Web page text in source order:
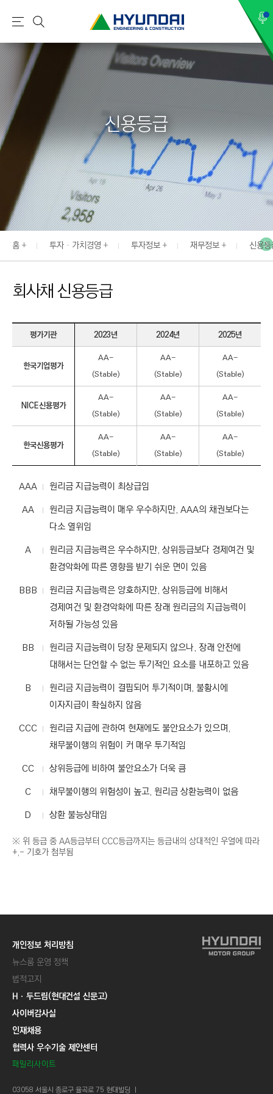
현
건
설
(
H
Y
U
N
D
A
I
:
E
N
I
N
E
R
N
&
O
N
S
R
U
C
T
O
N
)
메
뉴
검
색
신용등급
홈 투자 · 가치경영 투자정보 재무정보 신용
회사채 신용등급
0
부
0
평가기관 2023년 2024년 2025년
한국기업평가
AA-
(Stable)
AA-
(Stable)
AA-
(Stable)
NICE신용평가
AA-
(Stable)
AA-
(Stable)
AA-
(Stable)
한국신용평가
AA-
(Stable)
AA-
(Stable)
AA-
(Stable)
AAA
원리금 지급능력이 최상급임
AA
원리금 지급능력이 매우 우수하지만, AAA의 채권보다는
다소 열위임
A
원리금 지급능력은 우수하지만, 상위등급보다 경제여건 및
환경악화에 따른 영향을 받기 쉬운 면이 있음
BBB
원리금 지급능력은 양호하지만, 상위등급에 비해서
경제여건 및 환경악화에 따른 장래 원리금의 지급능력이
저하될 가능성 있음
BB
원리금 지급능력이 당장 문제되지 않으나, 장래 안전에
대해서는 단언할 수 없는 투기적인 요소를 내포하고 있음
B
원리금 지급능력이 결핍되어 투기적이며, 불황시에
이자지급이 확실하지 않음
CCC
원리금 지급에 관하여 현재에도 불안요소가 있으며,
채무불이행의 위험이 커 매우 투기적임
CC
상위등급에 비하여 불안요소가 더욱 큼
C
채무불이행의 위험성이 높고, 원리금 상환능력이 없음
D
상환 불능상태임
위 등급 중 AA등급부터 CCC등급까지는 등급내의 상대적인 우열에 따라
+,- 기호가 첨부됨
개인정보 처리방침
뉴스룸 운영 정책
법적고지
Hㆍ두드림(현대건설 신문고)
사이버감사실
인재채용
협력사 우수기술 제안센터
패밀리사이트
03058 서울시 종로구 율곡로 75 현대빌딩 ㅣ